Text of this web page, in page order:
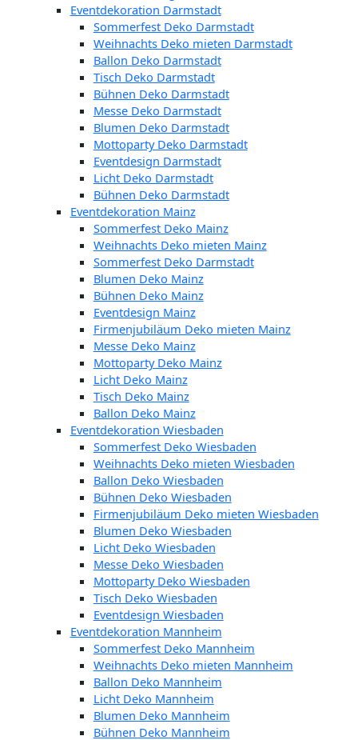
Eventdekoration Darmstadt
Sommerfest Deko Darmstadt
Weihnachts Deko mieten Darmstadt
Ballon Deko Darmstadt
Tisch Deko Darmstadt
Bühnen Deko Darmstadt
Messe Deko Darmstadt
Blumen Deko Darmstadt
Mottoparty Deko Darmstadt
Eventdesign Darmstadt
Licht Deko Darmstadt
Bühnen Deko Darmstadt
Eventdekoration Mainz
Sommerfest Deko Mainz
Weihnachts Deko mieten Mainz
Sommerfest Deko Darmstadt
Blumen Deko Mainz
Bühnen Deko Mainz
Eventdesign Mainz
Firmenjubiläum Deko mieten Mainz
Messe Deko Mainz
Mottoparty Deko Mainz
Licht Deko Mainz
Tisch Deko Mainz
Ballon Deko Mainz
Eventdekoration Wiesbaden
Sommerfest Deko Wiesbaden
Weihnachts Deko mieten Wiesbaden
Ballon Deko Wiesbaden
Bühnen Deko Wiesbaden
Firmenjubiläum Deko mieten Wiesbaden
Blumen Deko Wiesbaden
Licht Deko Wiesbaden
Messe Deko Wiesbaden
Mottoparty Deko Wiesbaden
Tisch Deko Wiesbaden
Eventdesign Wiesbaden
Eventdekoration Mannheim
Sommerfest Deko Mannheim
Weihnachts Deko mieten Mannheim
Ballon Deko Mannheim
Licht Deko Mannheim
Blumen Deko Mannheim
Bühnen Deko Mannheim